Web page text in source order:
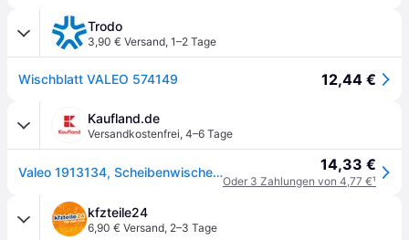
Trodo
3,90 € Versand, 1–2 Tage
Wischblatt VALEO 574149 12,44 €
Kaufland.de
Versandkostenfrei, 4–6 Tage
Valeo 1913134, Scheibenwischerblatt, Schwarz, Gummi, Karton mit Aufhänger, Frankreich 14,33 €
Oder 3 Zahlungen von 4,77 €¹
kfzteile24
6,90 € Versand, 2–3 Tage